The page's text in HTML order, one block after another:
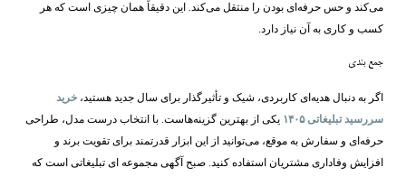
می‌کند و حس حرفه‌ای بودن را منتقل می‌کند. این دقیقاً همان چیزی است که هر
کسب‌ و کاری به آن نیاز دارد.
جمع ‌بندی
اگر به دنبال هدیه‌ای کاربردی، شیک و تأثیرگذار برای سال جدید هستید، خرید
سررسید تبلیغاتی ۱۴۰۵
یکی از بهترین گزینه‌هاست. با انتخاب درست مدل، طراحی
حرفه‌ای و سفارش به‌ موقع، می‌توانید از این ابزار قدرتمند برای تقویت برند و
افزایش وفاداری مشتریان استفاده کنید. صبح آگهی مجموعه ای تبلیغاتی است که